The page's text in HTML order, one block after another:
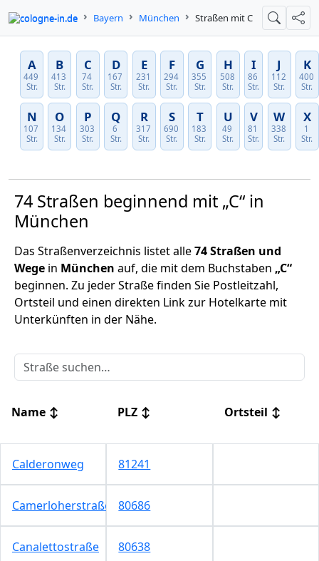
cologne-in.de Bayern München Straßen mit C Suche
A
449
Str.
B
413
Str.
C
74
Str.
D
167
Str.
E
231
Str.
F
294
Str.
G
355
Str.
H
508
Str.
I
86
Str.
J
112
Str.
K
400
Str.
N
107
Str.
O
134
Str.
P
303
Str.
Q
6
Str.
R
317
Str.
S
690
Str.
T
183
Str.
U
49
Str.
V
81
Str.
W
338
Str.
X
1
Str.
74 Straßen beginnend mit „C“ in
München
Das Straßenverzeichnis listet alle74 Straßen und
Wege in München auf, die mit dem Buchstaben „C“
beginnen. Zu jeder Straße finden Sie Postleitzahl,
Ortsteil und einen direkten Link zur Hotelkarte mit
Unterkünften in der Nähe.
Name ↕ PLZ ↕ Ortsteil ↕
Calderonweg 81241
Camerloherstraße 80686
Canalettostraße 80638